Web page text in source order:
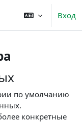
Вход
по умолчанию
конкретные